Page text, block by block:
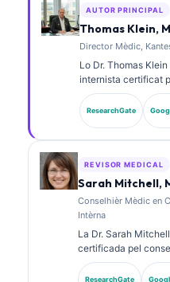
AUTOR PRINCIPAL
Thomas Klein,
Director Mèdic,
Lo Dr. Thomas
internista certificat
d’experiència en
clinica assistida per
Kantesti AI, proveís
biomarcadors e los
temes de medicina
ResearchGate
REVISOR MEDICAL
Sarah Mitchell,
Conselhièr Mèdic en
Intèrna
La Dr. Sarah
certificada pel
d’experiéncia en
diagnostica. Tèn de
ResearchGate